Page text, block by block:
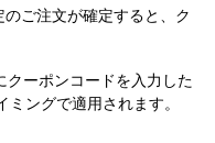
ご注文が確定すると、ク
ーポンコードを入力した
ングで適用されます。